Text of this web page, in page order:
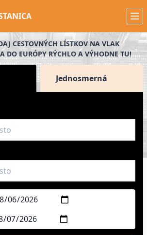
CESTOVNÝCH LÍSTKOV NA VLAK
DO EURÓPY RÝCHLO A VÝHODNE TU!
Jednosmerná